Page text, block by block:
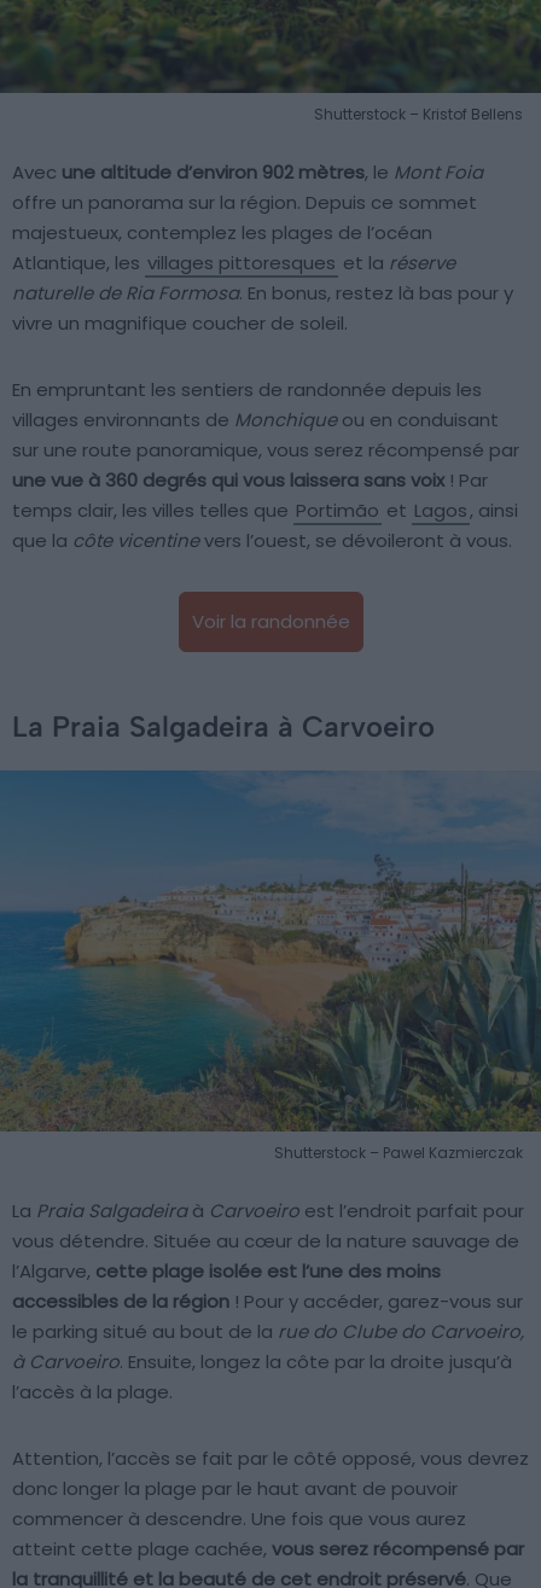
Shutterstock – Kristof Bellens
Avec une altitude d’environ 902 mètres, le Mont Foia
offre un panorama sur la région. Depuis ce sommet
majestueux, contemplez les plages de l’océan
Atlantique, les villages pittoresques et la réserve
naturelle de Ria Formosa. En bonus, restez là bas pour y
vivre un magnifique coucher de soleil.
En empruntant les sentiers de randonnée depuis les
villages environnants de Monchiqueou en conduisant
sur une route panoramique, vous serez récompensé par
une vue à 360 degrés qui vous laissera sans voix ! Par
temps clair, les villes telles que Portimão et Lagos, ainsi
que la côte vicentinevers l’ouest, se dévoileront à vous.
Voir la randonnée
La Praia Salgadeira à Carvoeiro
Shutterstock – Pawel Kazmierczak
La Praia Salgadeiraà Carvoeiro est l’endroit parfait pour
vous détendre. Située au cœur de la nature sauvage de
l’Algarve, cette plage isolée est l’une des moins
accessibles de la région ! Pour y accéder, garez-vous sur
le parking situé au bout de la rue do Clube do Carvoeiro,
à Carvoeiro. Ensuite, longez la côte par la droite jusqu’à
l’accès à la plage.
Attention, l’accès se fait par le côté opposé, vous devrez
donc longer la plage par le haut avant de pouvoir
commencer à descendre. Une fois que vous aurez
atteint cette plage cachée, vous serez récompensé par
la tranquillité et la beauté de cet endroit préservé. Que